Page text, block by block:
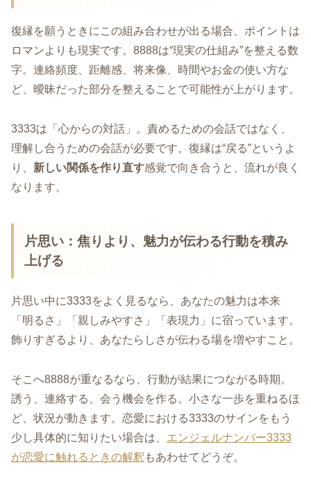
復縁を願うときにこの組み合わせが出る場合、ポイントは
ロマンよりも現実です。8888は“現実の仕組み”を整える数
字。連絡頻度、距離感、将来像、時間やお金の使い方な
ど、曖昧だった部分を整えることで可能性が上がります。
3333は「心からの対話」。責めるための会話ではなく、
理解し合うための会話が必要です。復縁は“戻る”というよ
り、 新しい関係を作り直す感覚で向き合うと、流れが良く
なります。
片思い：焦りより、魅力が伝わる行動を積み
上げる
片思い中に3333をよく見るなら、あなたの魅力は本来
「明るさ」「親しみやすさ」「表現力」に宿っています。
飾りすぎるより、あなたらしさが伝わる場を増やすこと。
そこへ8888が重なるなら、行動が結果につながる時期。
誘う、連絡する、会う機会を作る。小さな一歩を重ねるほ
ど、状況が動きます。恋愛における3333のサインをもう
少し具体的に知りたい場合は、 エンジェルナンバー3333
が恋愛に触れるときの解釈 もあわせてどうぞ。